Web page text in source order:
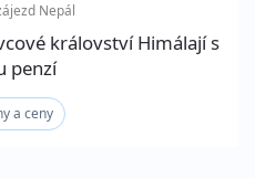
Nepál
království Himálají s
penzí
a ceny